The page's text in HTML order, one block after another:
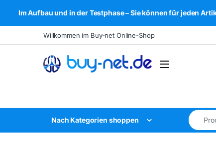
Im Aufbau und in der Testphase – Sie können für jeden
Skip to navigation
Skip to contentWillkommen im Buy-net Online-Shop
Open
Nach Kategorien shoppen
Search